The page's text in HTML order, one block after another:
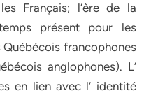
Français; l’ère de la
présent pour les
francophones
anglophones). L’
en lien avec l’ identité